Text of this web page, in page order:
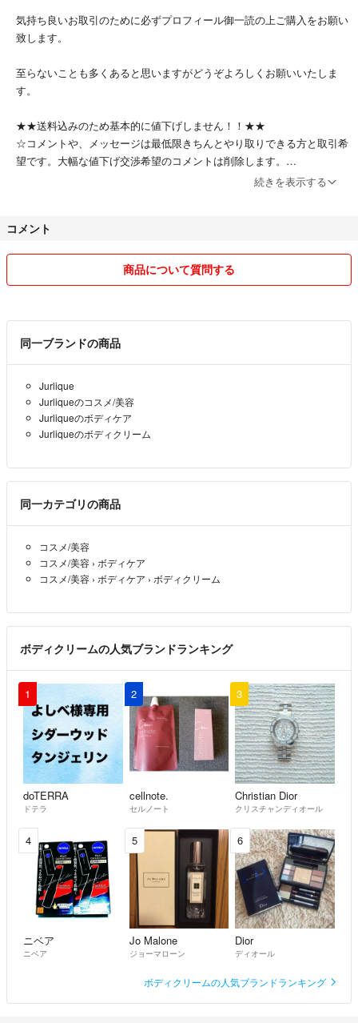
気持ち良いお取引のために必ずプロフィール御一読の上ご購入をお願い
致します。
至らないことも多くあると思いますがどうぞよろしくお願いいたしま
す。
★★送料込みのため基本的に値下げしません！！★★
☆コメントや、メッセージは最低限きちんとやり取りできる方と取引希
望です。大幅な値下げ交渉希望のコメントは削除します。
☆コメントをやり取りしていても最初に購入お手続きまで進んでいただ
が気になる方はご購入ご遠慮ください。★
☆洋服の畳しわご理解ください。シワがつきやすいものに関しては商品
☆配送記録がお届け完了になっているのに受け取り確認が3日されない
場合、お伺いのメッセージを送らせていただく事がございます。
☆本や割れる恐れのないものはプチプチ梱包をしません。
☆リサイクル包装の場合がございます。
☆取引商品や包装で完璧を求める方はお取引ご遠慮ください。
☆昨今の郵便事情等のため発送や到着に遅れが生じることがあります。
は責任を負いかねます。お急ぎでご入用のものは正規のお店でお買い上
げください。
長文を最後まで見ていただきありがとうございます。
すてきなご縁がありますように…！
続きを表示する
コメント
商品について質問する
同一ブランドの商品
Jurlique
Jurliqueのコスメ/美容
Jurliqueのボディケア
Jurliqueのボディクリーム
同一カテゴリの商品
コスメ/美容
コスメ/美容 › ボディケア
コスメ/美容 › ボディケア › ボディクリーム
ボディクリームの人気ブランドランキング
1
doTERRA
ドテラ
2
cellnote.
セルノート
3
Christian Dior
クリスチャンディオール
4
ニベア
ニベア
5
Jo Malone
ジョーマローン
6
Dior
ディオール
ボディクリームの人気ブランドランキング